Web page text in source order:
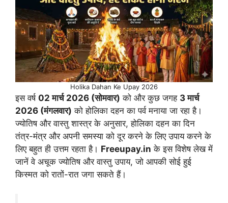
Holika Dahan Ke Upay 2026
इस वर्ष 02 मार्च 2026 (सोमवार) को और कुछ जगह 3 मार्च
2026 (मंगलवार) को होलिका दहन का पर्व मनाया जा रहा है।
ज्योतिष और वास्तु शास्त्र के अनुसार, होलिका दहन का दिन
तंत्र-मंत्र और अपनी समस्या को दूर करने के लिए उपाय करने के
लिए बहुत ही उत्तम रहता है। Freeupay.in के इस विशेष लेख में
जानें वे अचूक ज्योतिष और वास्तु उपाय, जो आपकी सोई हुई
किस्मत को रातों-रात जगा सकते हैं।